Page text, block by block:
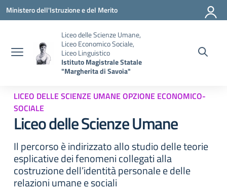
Vai ai contenuti
Vai al menu di navigazione
Vai al footer
Ministero dell'Istruzione e del Merito
Liceo delle Scienze Umane,
Liceo Economico Sociale,
Liceo Linguistico
Istituto Magistrale Statale
"Margherita di Savoia"
LICEO DELLE SCIENZE UMANE OPZIONE ECONOMICO-
SOCIALE
Liceo delle Scienze Umane
Il percorso è indirizzato allo studio delle teorie
esplicative dei fenomeni collegati alla
costruzione dell’identità personale e delle
relazioni umane e sociali